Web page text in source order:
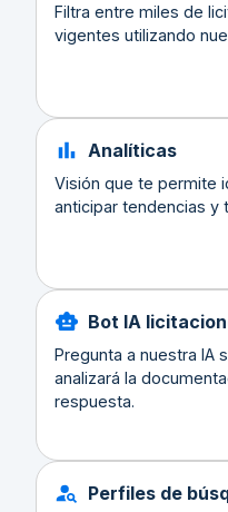
Filtra entre miles de
vigentes utilizando
Analíticas
Visión que te permite
anticipar tendencias y
Bot IA
Pregunta a nuestra IA
analizará la
respuesta.
Perfiles de